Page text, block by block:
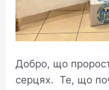
Добро, що
серцях. Те, що